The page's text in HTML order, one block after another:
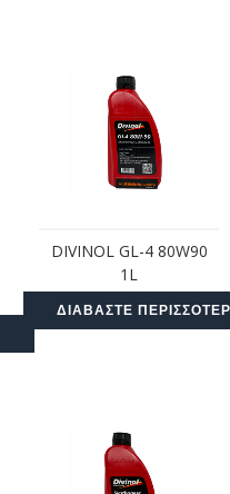
DIVINOL GL-4 80W90
1L
ΔΙΑΒΆΣΤΕ